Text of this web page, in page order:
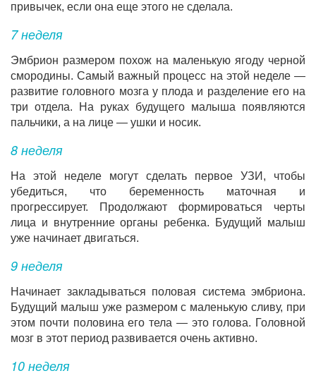
привычек, если она еще этого не сделала.
7 неделя
Эмбрион размером похож на маленькую ягоду черной
смородины. Самый важный процесс на этой неделе —
развитие головного мозга у плода и разделение его на
три отдела. На руках будущего малыша появляются
пальчики, а на лице — ушки и носик.
8 неделя
На этой неделе могут сделать первое УЗИ, чтобы
убедиться, что беременность маточная и
прогрессирует. Продолжают формироваться черты
лица и внутренние органы ребенка. Будущий малыш
уже начинает двигаться.
9 неделя
Начинает закладываться половая система эмбриона.
Будущий малыш уже размером с маленькую сливу, при
этом почти половина его тела — это голова. Головной
мозг в этот период развивается очень активно.
10 неделя